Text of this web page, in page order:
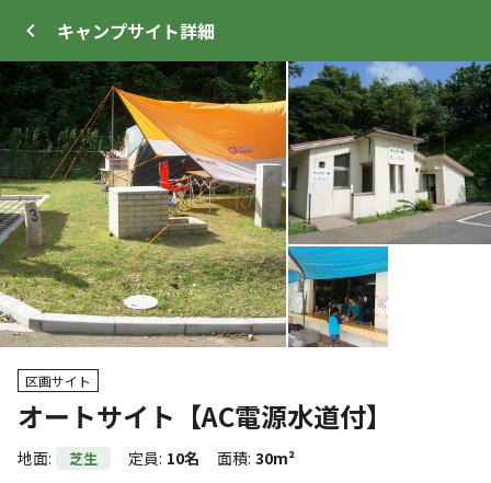
キャンプサイト詳細
区画サイト
オートサイト【AC電源水道付】
地面: 芝生 定員: 10名 面積: 30m²
トップ